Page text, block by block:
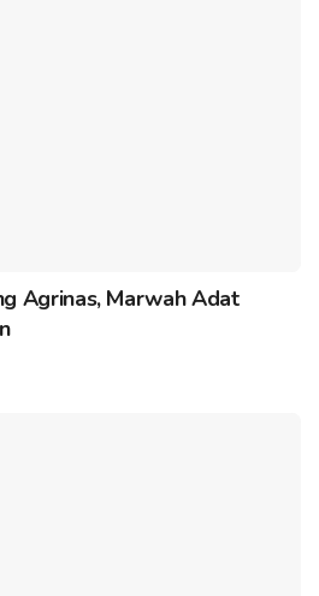
Agrinas, Marwah Adat